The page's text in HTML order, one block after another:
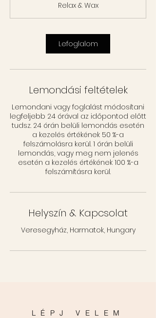
a
3
p
e
r
Relax & Wax
Lefoglalom
Lemondási feltételek
Lemondani vagy foglalást módosítani
legfeljebb 24 órával az időpontod előtt
tudsz. 24 órán belüli lemondás esetén
a kezelés értékének 50 %-a
felszámolásra kerül. 1 órán belüli
lemondás, vagy meg nem jelenés
esetén a kezelés értékének 100 %-a
felszámításra kerül.
Helyszín & Kapcsolat
Veresegyház, Harmatok, Hungary
LÉPJ VELEM